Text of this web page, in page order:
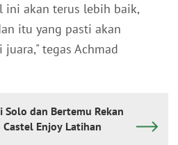
ini akan terus lebih baik,
itu yang pasti akan
tegas Achmad
Solo dan Bertemu Rekan
Castel Enjoy Latihan